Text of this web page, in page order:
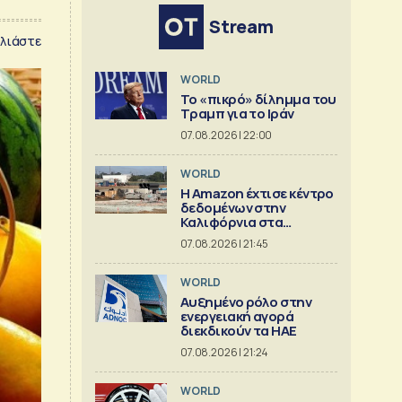
Stream
WORLD
Το «πικρό» δίλημμα του
Τραμπ για το Ιράν
07.08.2026 | 22:00
WORLD
Η Amazon έχτισε κέντρο
δεδομένων στην
Καλιφόρνια στα
«μουλωχτά»
07.08.2026 | 21:45
WORLD
Αυξημένο ρόλο στην
ενεργειακή αγορά
διεκδικούν τα ΗΑΕ
07.08.2026 | 21:24
WORLD